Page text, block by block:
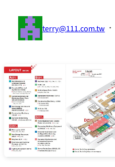
terry@111.com.tw ·